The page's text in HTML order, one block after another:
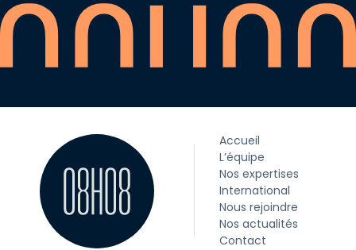
Accueil
L’équipe
Nos expertises
International
Nous rejoindre
Nos actualités
Contact